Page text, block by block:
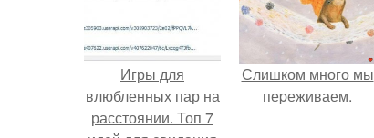
Игры для
влюбленных пар на
расстоянии. Топ 7
Слишком много мы
пеpеживаем.